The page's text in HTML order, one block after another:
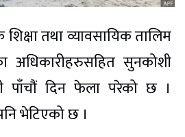
शिक्षा तथा व्यावसायिक तालिम
अधिकारीहरुसहित सुनकोशी
पाँचौं दिन फेला परेको छ ।
भेटिएको छ ।